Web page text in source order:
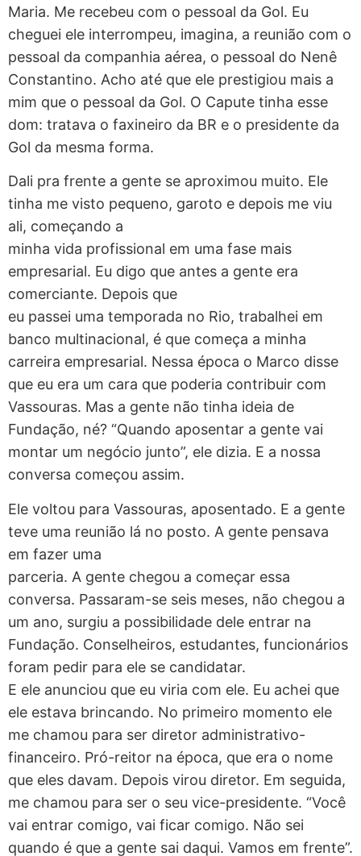
Maria. Me recebeu com o pessoal da Gol. Eu
cheguei ele interrompeu, imagina, a reunião com o
pessoal da companhia aérea, o pessoal do Nenê
Constantino. Acho até que ele prestigiou mais a
mim que o pessoal da Gol. O Capute tinha esse
dom: tratava o faxineiro da BR e o presidente da
Gol da mesma forma.
Dali pra frente a gente se aproximou muito. Ele
tinha me visto pequeno, garoto e depois me viu
ali, começando a
minha vida profissional em uma fase mais
empresarial. Eu digo que antes a gente era
comerciante. Depois que
eu passei uma temporada no Rio, trabalhei em
banco multinacional, é que começa a minha
carreira empresarial. Nessa época o Marco disse
que eu era um cara que poderia contribuir com
Vassouras. Mas a gente não tinha ideia de
Fundação, né? “Quando aposentar a gente vai
montar um negócio junto”, ele dizia. E a nossa
conversa começou assim.
Ele voltou para Vassouras, aposentado. E a gente
teve uma reunião lá no posto. A gente pensava
em fazer uma
parceria. A gente chegou a começar essa
conversa. Passaram-se seis meses, não chegou a
um ano, surgiu a possibilidade dele entrar na
Fundação. Conselheiros, estudantes, funcionários
foram pedir para ele se candidatar.
E ele anunciou que eu viria com ele. Eu achei que
ele estava brincando. No primeiro momento ele
me chamou para ser diretor administrativo-
financeiro. Pró-reitor na época, que era o nome
que eles davam. Depois virou diretor. Em seguida,
me chamou para ser o seu vice-presidente. “Você
vai entrar comigo, vai ficar comigo. Não sei
quando é que a gente sai daqui. Vamos em frente”.